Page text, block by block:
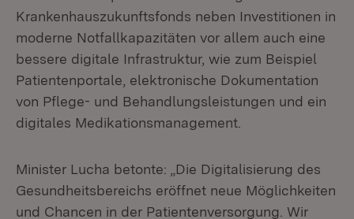
Krankenhauszukunftsfonds neben Investitionen in
moderne Notfallkapazitäten vor allem auch eine
bessere digitale Infrastruktur, wie zum Beispiel
Patientenportale, elektronische Dokumentation
von Pflege- und Behandlungsleistungen und ein
digitales Medikationsmanagement.
Minister Lucha betonte: „Die Digitalisierung des
Gesundheitsbereichs eröffnet neue Möglichkeiten
und Chancen in der Patientenversorgung. Wir